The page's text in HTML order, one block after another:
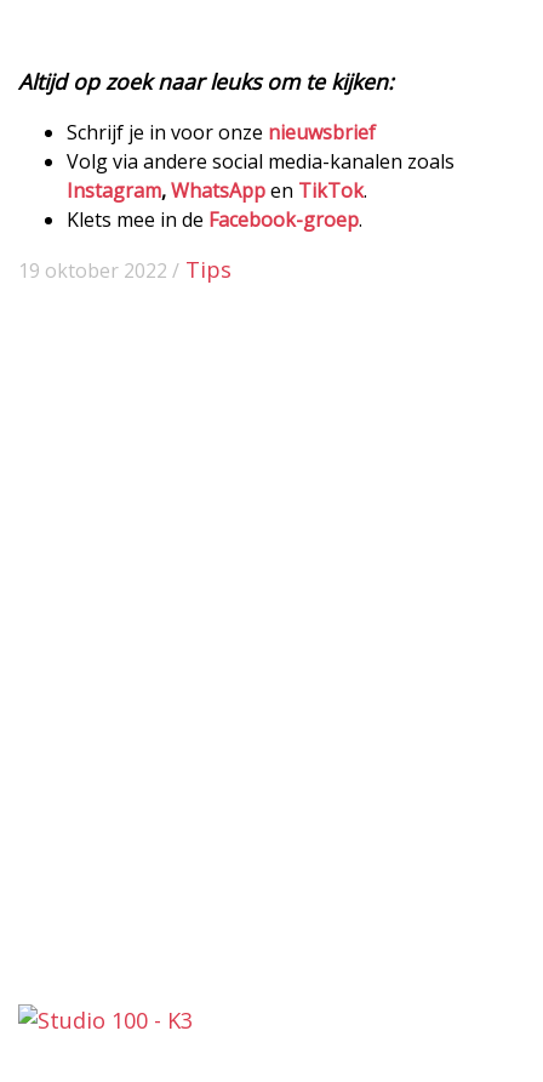
Altijd op zoek naar leuks om te kijken:
Schrijf je in voor onze nieuwsbrief
Volg via andere social media-kanalen zoals
Instagram,WhatsAppen TikTok.
Klets mee in de Facebook-groep.
19 oktober 2022 / Tips